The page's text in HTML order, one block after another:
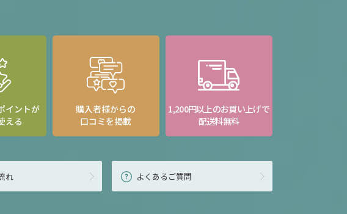
イントが
える
購入者様からの
口コミを掲載
1,200円以上のお買い上げで
配送料無料
れ よくあるご質問